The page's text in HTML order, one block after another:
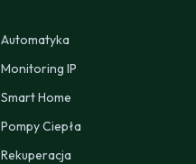
Automatyka
Monitoring IP
Smart Home
Pompy Ciepła
Rekuperacja